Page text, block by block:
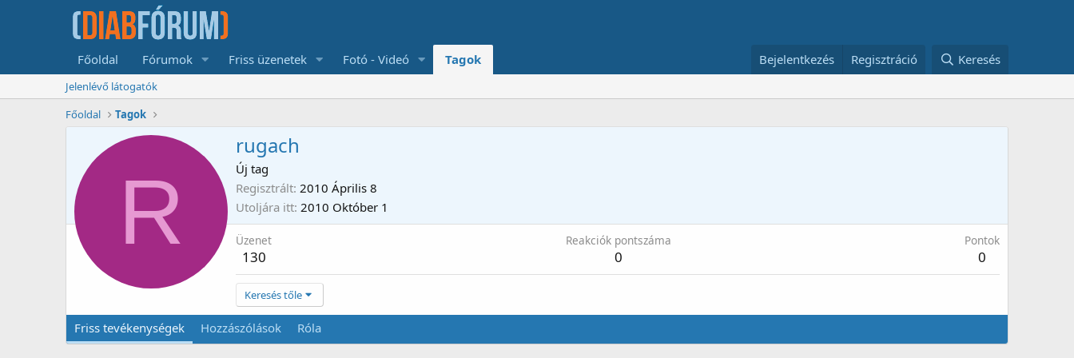
Főoldal Fórumok Friss üzenetek Fotó - Videó Tagok Bejelentkezés Regisztráció Keresés
Jelenlévő látogatók
Főoldal
Tagok
R
rugach
Új tag
Regisztrált 2010 Április 8
Utoljára itt 2010 Október 1
Üzenet
130
Reakciók pontszáma
0
Pontok
0
Keresés tőle
Friss tevékenységek Hozzászólások Róla